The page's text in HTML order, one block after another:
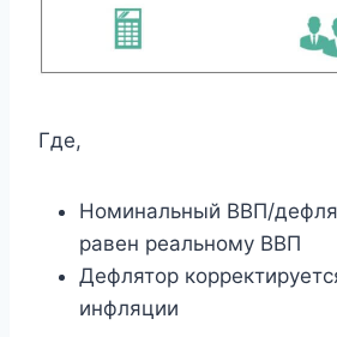
Где,
Номинальный ВВП/
равен реальному ВВП
Дефлятор
инфляции